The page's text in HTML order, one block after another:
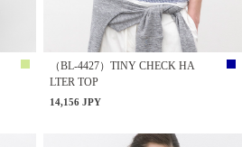
（BL-4427）TINY CHECK HA
LTER TOP
14,156 JPY